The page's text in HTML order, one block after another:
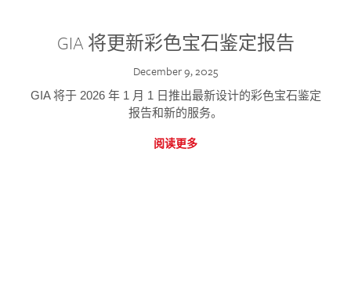
GIA 将更新彩色宝石鉴定报告
December 9, 2025
GIA 将于 2026 年 1 月 1 日推出最新设计的彩色宝石鉴定
报告和新的服务。
阅读更多